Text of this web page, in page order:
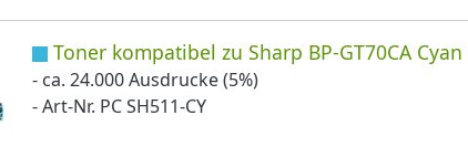
Toner kompatibel zu Sharp BP-GT70CA Cyan
- ca. 24.000 Ausdrucke (5%)
- Art-Nr. PC SH511-CY